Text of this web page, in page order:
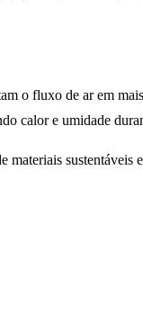
o fluxo de ar em
calor e umidade